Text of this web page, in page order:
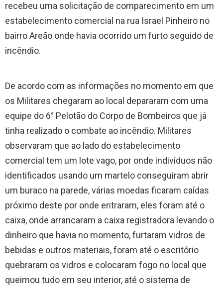
recebeu uma solicitação de comparecimento em um
estabelecimento comercial na rua Israel Pinheiro no
bairro Areão onde havia ocorrido um furto seguido de
incêndio.
De acordo com as informações no momento em que
os Militares chegaram ao local depararam com uma
equipe do 6° Pelotão do Corpo de Bombeiros que já
tinha realizado o combate ao incêndio. Militares
observaram que ao lado do estabelecimento
comercial tem um lote vago, por onde indivíduos não
identificados usando um martelo conseguiram abrir
um buraco na parede, várias moedas ficaram caídas
próximo deste por onde entraram, eles foram até o
caixa, onde arrancaram a caixa registradora levando o
dinheiro que havia no momento, furtaram vidros de
bebidas e outros materiais, foram até o escritório
quebraram os vidros e colocaram fogo no local que
queimou tudo em seu interior, até o sistema de